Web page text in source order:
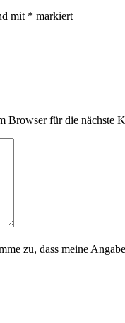
mit * markiert
Browser für die nächste
zu, dass meine